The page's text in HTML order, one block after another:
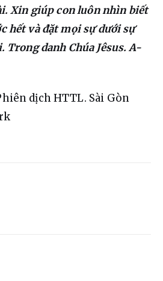
Xin giúp con luôn nhìn biết
hết và đặt mọi sự dưới sự
Trong danh Chúa Jêsus. A-
dịch HTTL. Sài Gòn